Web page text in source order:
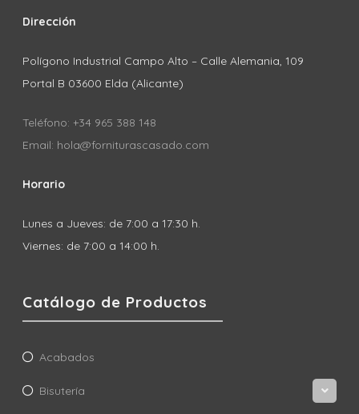
Dirección
Polígono Industrial Campo Alto – Calle Alemania, 109
Portal B 03600 Elda (Alicante)
Teléfono: +34 965 388 148
Email: hola@forniturascasado.com
Horario
Lunes a Jueves: de 7:00 a 17:30 h.
Viernes: de 7:00 a 14:00 h.
Catálogo de Productos
Acabados
Bisutería